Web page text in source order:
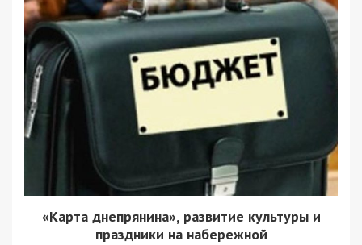
«Карта днепрянина», развитие культуры и
праздники на набережной